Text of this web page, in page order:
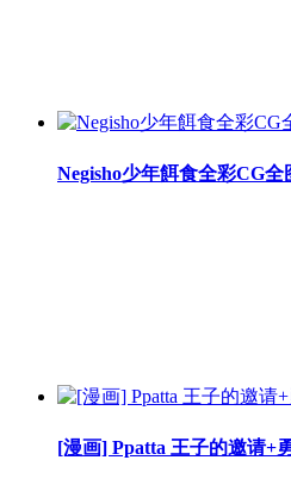
Negisho少年餌食全彩CG全
[漫画] Ppatta 王子的邀请+